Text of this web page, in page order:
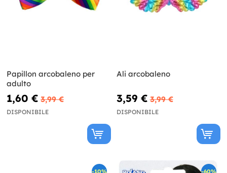
Papillon arcobaleno per
adulto
1,60 € 3,99 €
DISPONIBILE
Ali arcobaleno
3,59 € 3,99 €
DISPONIBILE
-10% -60%